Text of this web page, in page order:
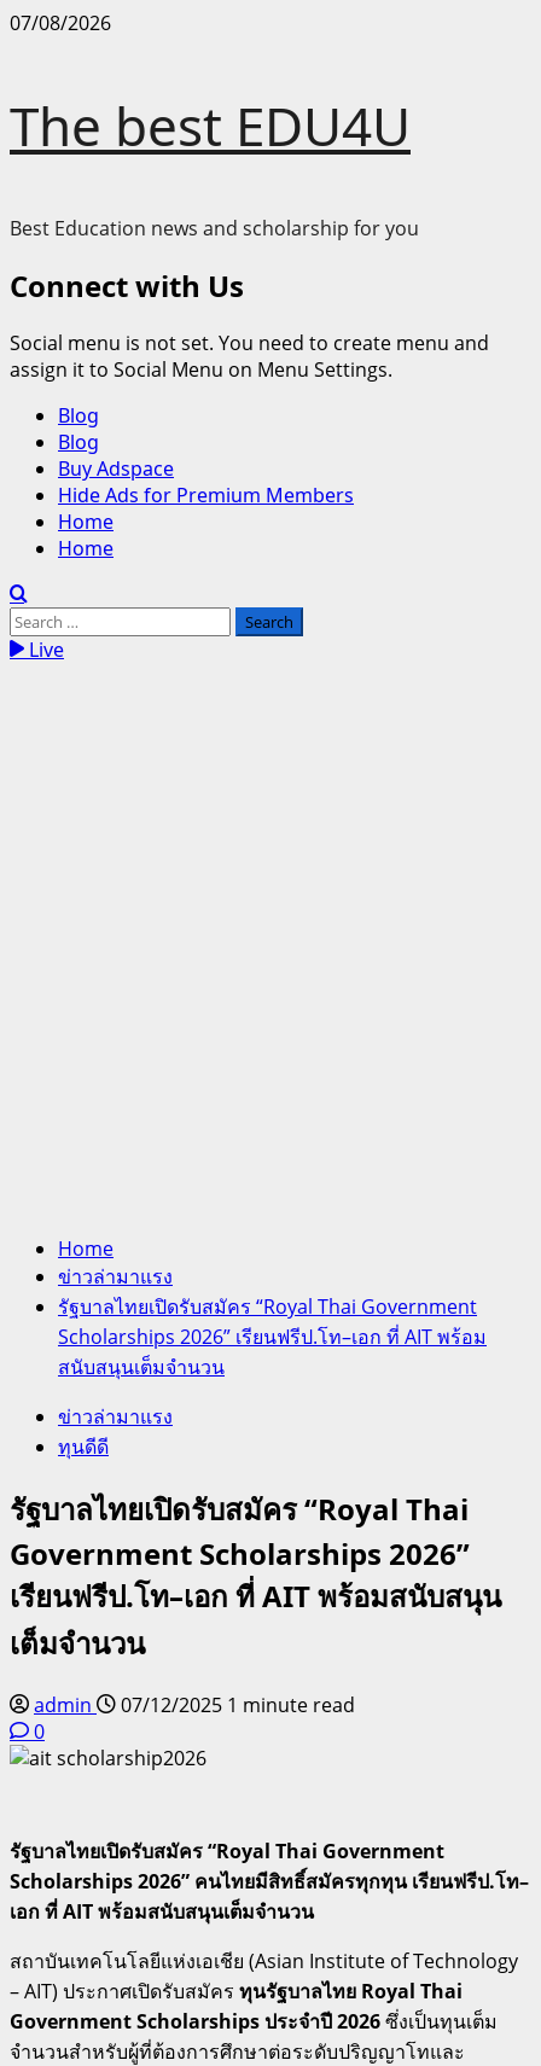
Skip
07/08/2026
The best EDU4U
Best Education news and scholarship for you
Connect with Us
Social menu is not set. You need to create menu and
assign it to Social Menu on Menu Settings.
Primary
Menu
Blog
Blog
Buy Adspace
Hide Ads for Premium Members
Home
Home
Search
for:Live
Home
ข่าวล่ามาแรง
รัฐบาลไทยเปิดรับสมัคร “Royal Thai Government
Scholarships 2026” เรียนฟรีป.โท–เอก ที่ AIT พร้อม
สนับสนุนเต็มจำนวน
ข่าวล่ามาแรง
ทุนดีดี
รัฐบาลไทยเปิดรับสมัคร “Royal Thai
Government Scholarships 2026”
เรียนฟรีป.โท–เอก ที่ AIT พร้อมสนับสนุน
เต็มจำนวน
admin 07/12/2025 1 minute read
0
รัฐบาลไทยเปิดรับสมัคร “Royal Thai Government
Scholarships 2026” คนไทยมีสิทธิ์สมัครทุกทุน เรียนฟรีป.โท–
เอก ที่ AIT พร้อมสนับสนุนเต็มจำนวน
สถาบันเทคโนโลยีแห่งเอเชีย (Asian Institute of Technology
– AIT) ประกาศเปิดรับสมัคร ทุนรัฐบาลไทย Royal Thai
Government Scholarships ประจำปี 2026ซึ่งเป็นทุนเต็ม
จำนวนสำหรับผู้ที่ต้องการศึกษาต่อระดับปริญญาโทและ